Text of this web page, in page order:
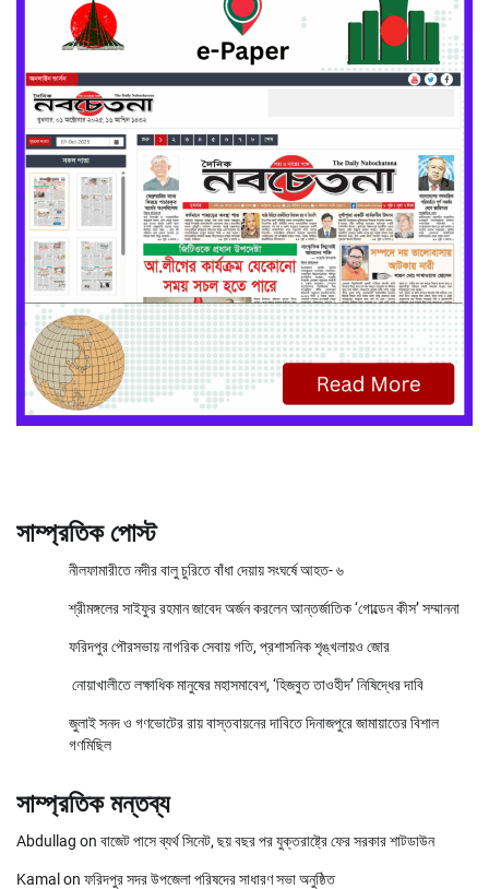
সাম্প্রতিক পোস্ট
নীলফামারীতে নদীর বালু চুরিতে বাঁধা দেয়ায় সংঘর্ষে আহত- ৬
শ্রীমঙ্গলের সাইফুর রহমান জাবেদ অর্জন করলেন আন্তর্জাতিক ‘গোল্ডেন কীস’ সম্মাননা
ফরিদপুর পৌরসভায় নাগরিক সেবায় গতি, প্রশাসনিক শৃঙ্খলায়ও জোর
নোয়াখালীতে লক্ষাধিক মানুষের মহাসমাবেশ, ‘হিজবুত তাওহীদ’ নিষিদ্ধের দাবি
জুলাই সনদ ও গণভোটের রায় বাস্তবায়নের দাবিতে দিনাজপুরে জামায়াতের বিশাল
গণমিছিল
সাম্প্রতিক মন্তব্য
Abdullag on বাজেট পাসে ব্যর্থ সিনেট, ছয় বছর পর যুক্তরাষ্ট্রে ফের সরকার শাটডাউন
Kamalon ফরিদপুর সদর উপজেলা পরিষদের সাধারণ সভা অনুষ্ঠিত